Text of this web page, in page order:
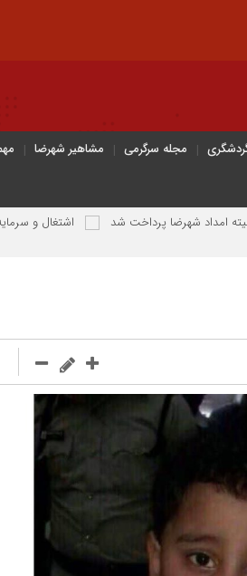
مجله سرگرمی مشاهیر شهرضا
اشتغال و سرمایه‌گذاری